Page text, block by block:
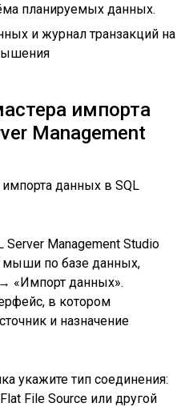
планируемых данных.
и журнал транзакций на
импорта
Management
Server Management Studio
мыши по базе данных,
«Импорт данных».
в котором
и назначение
укажите тип соединения:
File Source или другой